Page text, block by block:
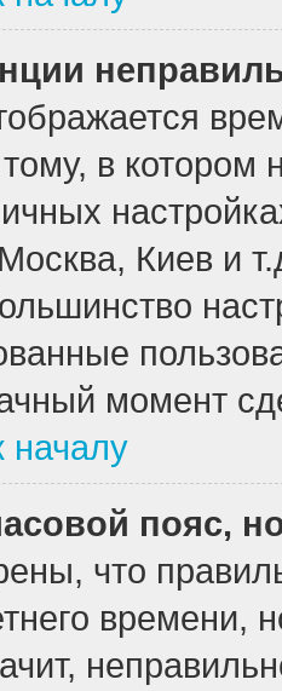
в
Киев и
момент
началу
пояс,
что
времени,